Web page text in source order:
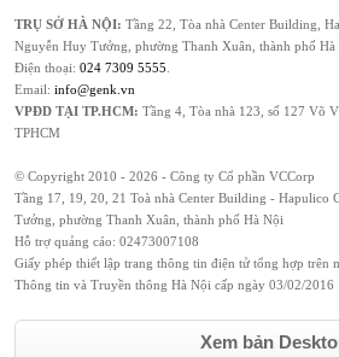
TRỤ SỞ HÀ NỘI: Tầng 22, Tòa nhà Center Building,
Nguyễn Huy Tưởng, phường Thanh Xuân, thành phố Hà
Điện thoại: 024 7309 5555
Email: info@genk.vn
VPĐD TẠI TP.HCM: Tầng 4, Tòa nhà 123, số 127 Võ
TPHCM
© Copyright 2010 - 2026 - Công ty Cổ phần VCCorp
Tầng 17, 19, 20, 21 Toà nhà Center Building - Hapulico
Tưởng, phường Thanh Xuân, thành phố Hà Nội
Hỗ trợ quảng cáo: 02473007108
Giấy phép thiết lập trang thông tin điện tử tổng hợp trên
Thông tin và Truyền thông Hà Nội cấp ngày 03/02/2016
Xem bản